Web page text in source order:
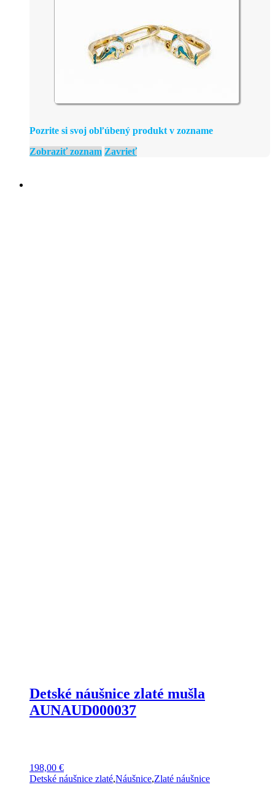
Pozrite si svoj obľúbený produkt v zozname
Zobraziť zoznam Zavrieť
Detské náušnice zlaté mušla
AUNAUD000037
198,00 €
Detské náušnice zlaté,Náušnice,Zlaté náušnice